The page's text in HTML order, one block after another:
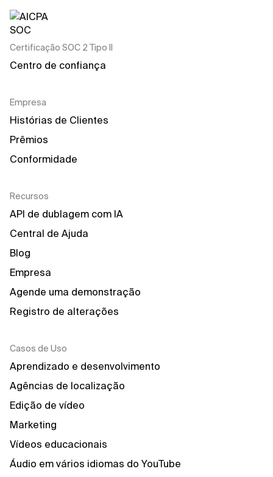
Certificação SOC 2 Tipo II
Centro de confiança
Empresa
Histórias de Clientes
Prêmios
Conformidade
Recursos
API de dublagem com IA
Central de Ajuda
Blog
Empresa
Agende uma demonstração
Registro de alterações
Casos de Uso
Aprendizado e desenvolvimento
Agências de localização
Edição de vídeo
Marketing
Vídeos educacionais
Áudio em vários idiomas do YouTube